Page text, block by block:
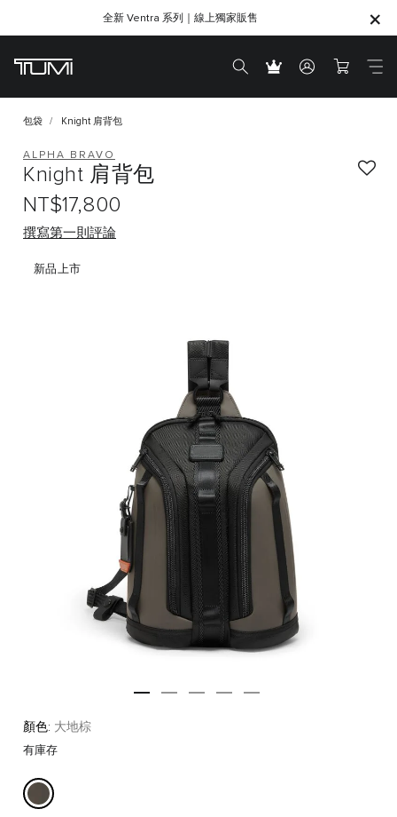
SHOP GIFTS
SHOP GIFTS
全新 Ventra 系列｜線上獨家販售
包袋 Knight 肩背包
新品上市
ALPHA BRAVO
Knight 肩背包
NT$17,800
撰寫第一則評論
顏色: 大地棕
有庫存